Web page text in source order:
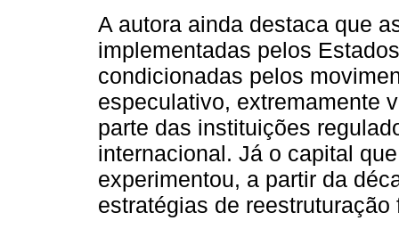
A autora ainda destaca que
implementadas pelos
condicionadas pelos
especulativo, extremamente
parte das instituições
internacional. Já o capital
experimentou, a partir da
estratégias de